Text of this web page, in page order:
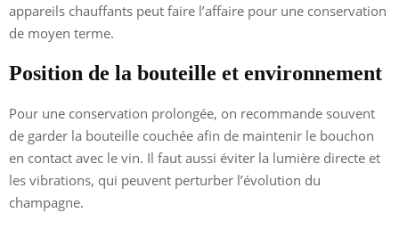
appareils chauffants peut faire l’affaire pour une conservation
de moyen terme.
Position de la bouteille et environnement
Pour une conservation prolongée, on recommande souvent
de garder la bouteille couchée afin de maintenir le bouchon
en contact avec le vin. Il faut aussi éviter la lumière directe et
les vibrations, qui peuvent perturber l’évolution du
champagne.